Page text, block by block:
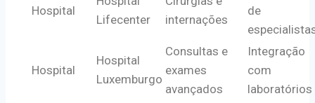
Hospital
Lifecenter
internações
de
Hospital
Hospital
Luxemburgo
Consultas e
exames
avançados
Integração
com
laboratórios